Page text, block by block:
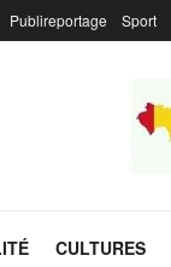
Publireportage Sport
CULTURES